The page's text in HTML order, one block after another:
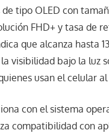
tipo OLED con
FHD+ y tasa de
que alcanza hasta
visibilidad bajo la luz
usan el celular
con el sistema
compatibilidad con